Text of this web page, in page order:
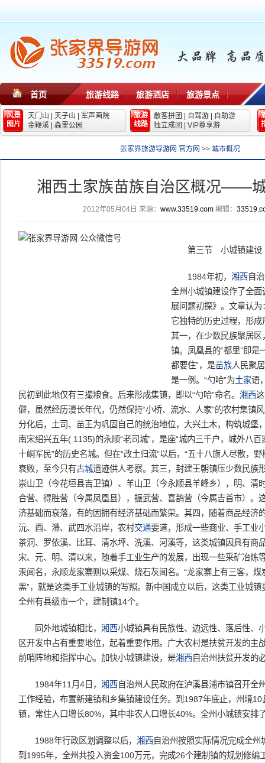
首页 旅游线路 旅游酒店 旅游景点
风景
图片
天门山 天子山
军声画院
金鞭溪
森里公园
旅游
线路
散客拼团 自驾游
自助游
独立成团
VIP尊享游
张家界旅游导游网 官方网 >> 城市概况
湘西土家族苗族自治区概况——
2012年05月04日 来源： www.33519.com编辑：
第三节 小城镇建设
1984年初， 湘西 自
全州小城镇建设作了全面
展问题初探》。文章认为
它独特的历史过程，形
其一，在少数民族聚居
镇。凤凰县的“都里”即是
都要住”，是苗族人民聚
是一例。“勺哈”为土家语
民初到此地仅有三撮粮食。后来形成集镇，即以“勺哈”命名。 湘西
僻，虽然经历漫长年代，仍然保持“小桥、流水、人家”的农村集镇
分化后，土司、苗王为巩固自己的统治地位，大兴土木，构筑城堡
南宋绍兴五年( 1135)的永顺“老司城”，是座“城内三千户，城外八
十峒军民”的历史名城。但在“改土归流”以后，“五十八旗人尽散，
衰败，至今只有古城遗迹供人考察。其三，封建王朝镇压少数民族
崇山卫（今花垣县吉卫镇）、羊山卫（今永顺县羊峰乡），明、清
合营、得胜营（今属凤凰县），振武营、喜鹊营（今属吉首市）。
济基础而衰落，有的因拥有经济基础而繁荣。其四，随着商品经济
沅、酉、澧、武四水沿岸，农村交通要道，形成一些商业、手工业
茶洞、罗依溪、比耳、清水坪、洗溪、河溪等，这类城镇因具有商
宋、元、明、清以来，随着手工业生产的发展，出现一些采矿冶炼
汞闻名，永顺龙家寨则以采煤、烧石灰闻名。“龙家寨上有三客，
黑”，就是这类手工业城镇的写照。新中国成立以后，这类工业城
全州有县级市一个，建制镇14个。
同外地城镇相比， 湘西小城镇具有民族性、边远性、落后性、
区开发中占有重要地位，起着重要作用。广大农村是扶贫开发的主
前哨阵地和指挥中心。加快小城镇建设，是湘西 自治州扶贫开发的
1984年11月4日， 湘西 自治州人民政府在泸溪县浦市镇召开全
工作经验，布置新建镇和乡集镇建设任务。到1987年底止，州境
镇，常住人口增长80%，其中非农人口增长40%。全州小城镇安排
1988年行政区划调整以后， 湘西 自治州按照实际情况完成全
到1995年，全州共投入资金100万元，完成26个建制镇的规划修编